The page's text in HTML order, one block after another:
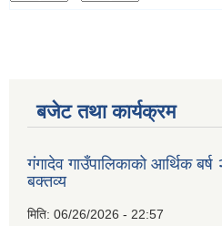
बजेट तथा कार्यक्रम
गंगादेव गाउँपालिकाको आर्थिक
बक्तव्य
मिति: 06/26/2026 - 22:57